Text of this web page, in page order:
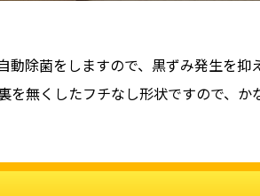
除菌をしますので、黒ずみ発生を抑
を無くしたフチなし形状ですので、か